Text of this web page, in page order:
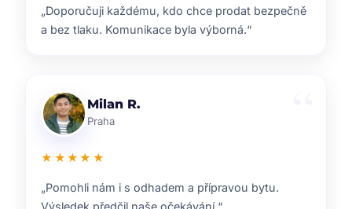
„Velmi příjemná spolupráce. Každý krok nám
vysvětlili a vždy jsme věděli, co nás čeká.“
Ondřej S.
Liberec
★★★★★
„ZOO reality nám pomohli s prodejem domu i s
navazujícím hledáním nového bydlení.“